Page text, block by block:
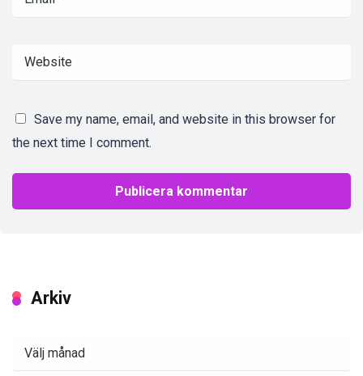
Save my name, email, and website in this browser for
the next time I comment.
Arkiv